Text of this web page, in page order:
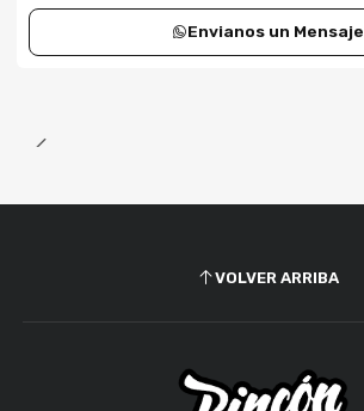
Envianos un Mensaje
VOLVER ARRIBA